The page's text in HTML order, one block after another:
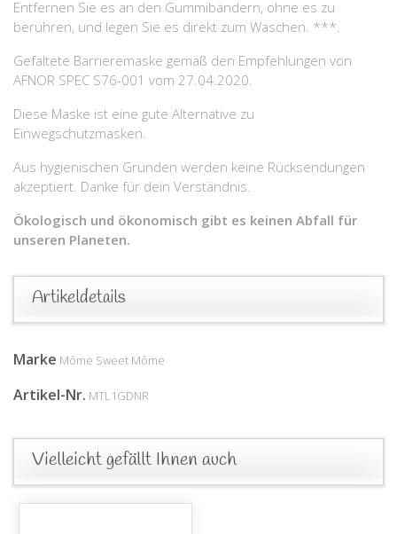
Entfernen Sie es an den Gummibändern, ohne es zu
berühren, und legen Sie es direkt zum Waschen. ***.
Gefaltete Barrieremaske gemäß den Empfehlungen von
AFNOR SPEC S76-001 vom 27.04.2020.
Diese Maske ist eine gute Alternative zu
Einwegschutzmasken.
Aus hygienischen Gründen werden keine Rücksendungen
akzeptiert. Danke für dein Verständnis.
Ökologisch und ökonomisch gibt es keinen Abfall für
unseren Planeten.
Artikeldetails
Marke Môme Sweet Môme
Artikel-Nr. MTL1GDNR
Vielleicht gefällt Ihnen auch